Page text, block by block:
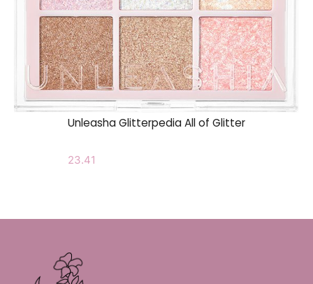
Unleasha Glitterpedia All of Glitter
23.41